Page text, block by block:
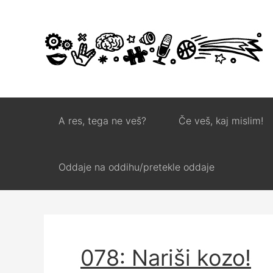
A res, tega ne veš? Če veš, kaj mislim!
Oddaje na oddihu/pretekle oddaje
078: Nariši kozo!